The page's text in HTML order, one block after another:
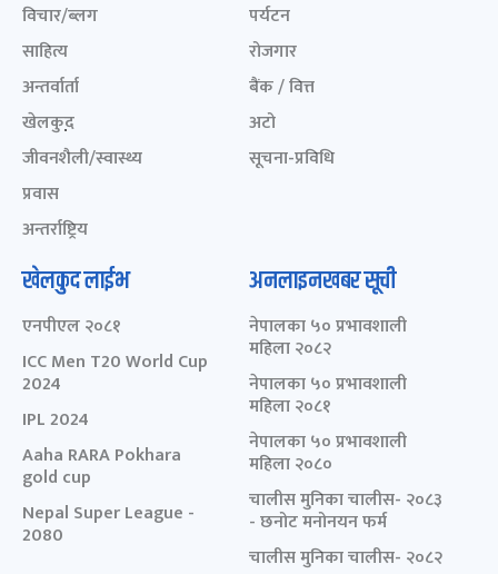
विचार/ब्लग
साहित्य
अन्तर्वार्ता
खेलकुद़़
जीवनशैली/स्वास्थ्य
प्रवास
अन्तर्राष्ट्रिय
पर्यटन
रोजगार
बैंक / वित्त
अटो
सूचना-प्रविधि
खेलकुद लाईभ
एनपीएल २०८१
ICC Men T20 World Cup
2024
IPL 2024
Aaha RARA Pokhara
gold cup
Nepal Super League -
2080
अनलाइनखबर सूची
नेपालका ५० प्रभावशाली
महिला २०८२
नेपालका ५० प्रभावशाली
महिला २०८१
नेपालका ५० प्रभावशाली
महिला २०८०
चालीस मुनिका चालीस- २०८३
- छनोट मनोनयन फर्म
चालीस मुनिका चालीस- २०८२